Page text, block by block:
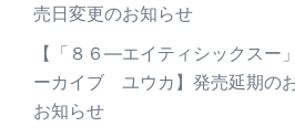
売日変更のお知らせ
【「８６―エイティシックスー
ーカイブ ユウカ】発売延期の
お知らせ